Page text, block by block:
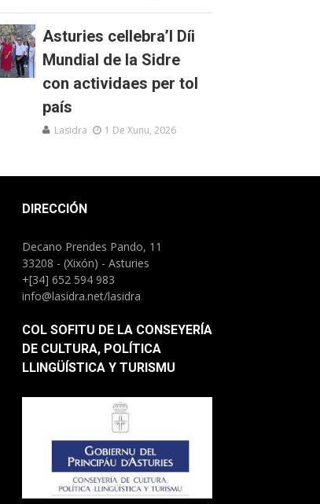
Asturies cellebra’l Díi
Mundial de la Sidre
con actividaes per tol
país
Lasidra 1 De Xunu, 2026
DIRECCIÓN
Decano Prendes Pando, 11
33208 - (Xixón) - Asturies
+[34] 652 594 983
info@lasidra.net/lasidra
COL SOFITU DE LA CONSEYERÍA
DE CULTURA, POLÍTICA
LLINGÜÍSTICA Y TURISMU